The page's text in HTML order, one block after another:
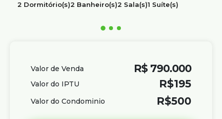
2 Dormitório(s)2 Banheiro(s)2 Sala(s)1 Suíte(s)
R$ 790.000
Valor de Venda
Valor do IPTU
R$195
Valor do Condominio R$500